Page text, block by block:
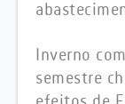
Inverno
semestre